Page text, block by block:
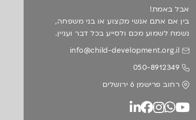
אבל באמת!
בין אם אתם אנשי מקצוע או בני משפחה,
נשמח לשמוע מכם ולסייע בכל דבר ועניין.
info@child-development.org.il
050-8912349
רחוב פרישמן 6 ירושלים